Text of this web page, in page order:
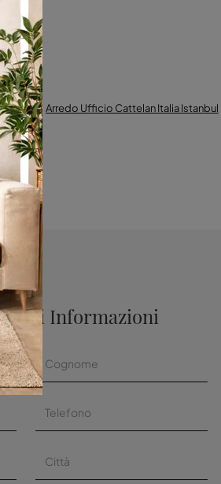
Arredo Ufficio Cattelan Italia Istanbul
Lugano
Informazioni